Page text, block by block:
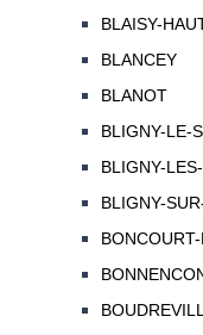
BLAISY-
BLANCEY
BLANOT
BLIGNY-LE-
BLIGNY-
BLIGNY-